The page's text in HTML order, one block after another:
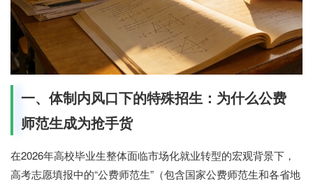
一、体制内风口下的特殊招生：为什么公费
师范生成为抢手货
在2026年高校毕业生整体面临市场化就业转型的宏观背景下，
高考志愿填报中的“公费师范生”（包含国家公费师范生和各省地